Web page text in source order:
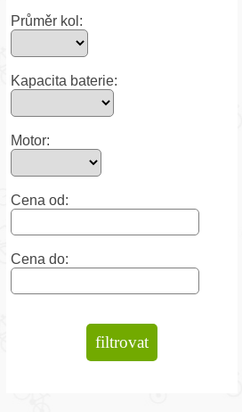
Průměr kol:
Kapacita baterie:
Motor:
Cena od:
Cena do: